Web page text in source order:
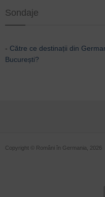
Sondaje
- Către ce destinații din
București?
Copyright © Români în Germania, 2026